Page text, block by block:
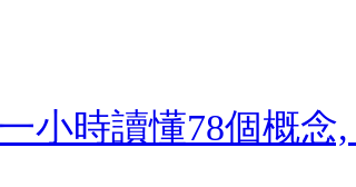
小時讀懂78個概念